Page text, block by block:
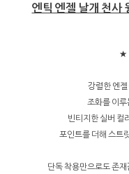
엔틱 엔젤 날개 천사
★
강렬한 엔
조화를 이루
빈티지한 실버 컬
포인트를 더해 스트
단독 착용만으로도 존